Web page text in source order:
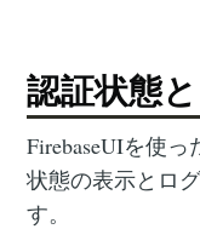
認証状態
FirebaseUIを使
状態の表示とロ
す。